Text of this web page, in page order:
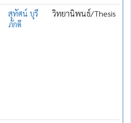
สุทัศน์ บุรี
ภักดี
วิทยานิพนธ์/Thesis